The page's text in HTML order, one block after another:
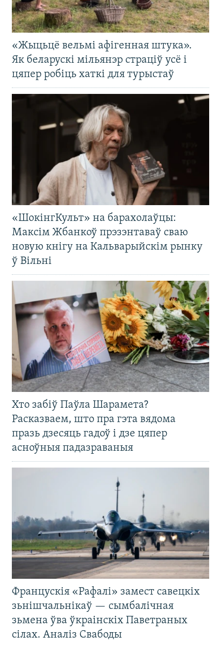
«Жыцьцё вельмі афігенная штука».
Як беларускі мільянэр страціў усё і
цяпер робіць хаткі для турыстаў
«ШокінгКульт» на барахолаўцы:
Максім Жбанкоў прэзэнтаваў сваю
новую кнігу на Кальварыйскім рынку
ў Вільні
Хто забіў Паўла Шарамета?
Расказваем, што пра гэта вядома
празь дзесяць гадоў і дзе цяпер
асноўныя падазраваныя
Францускія «Рафалі» замест савецкіх
зьнішчальнікаў — сымбалічная
зьмена ўва ўкраінскіх Паветраных
сілах. Аналіз Свабоды